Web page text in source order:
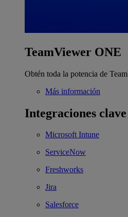
TeamViewer ONE
Obtén toda la potencia de
Más información
Integraciones clave
Microsoft Intune
ServiceNow
Freshworks
Jira
Salesforce